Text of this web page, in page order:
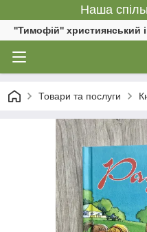
Наша
''Тимофій'' християнський
Товари та послуги